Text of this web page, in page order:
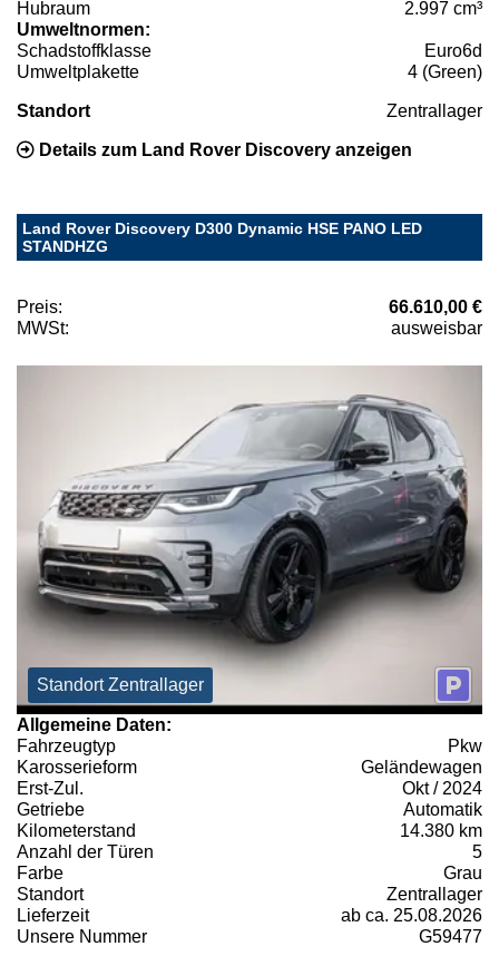
Hubraum
2.997 cm³
Umweltnormen:
Schadstoffklasse
Euro6d
Umweltplakette
4 (Green)
Standort Zentrallager
Details zum Land Rover Discovery anzeigen
Land Rover Discovery D300 Dynamic HSE PANO LED
STANDHZG
Preis:
66.610,00 €
MWSt:
ausweisbar
Standort Zentrallager
Allgemeine Daten:
Fahrzeugtyp
Pkw
Karosserieform
Geländewagen
Erst-Zul.
Okt / 2024
Getriebe
Automatik
Kilometerstand
14.380 km
Anzahl der Türen
5
Farbe
Grau
Standort
Zentrallager
Lieferzeit
ab ca. 25.08.2026
Unsere Nummer
G59477